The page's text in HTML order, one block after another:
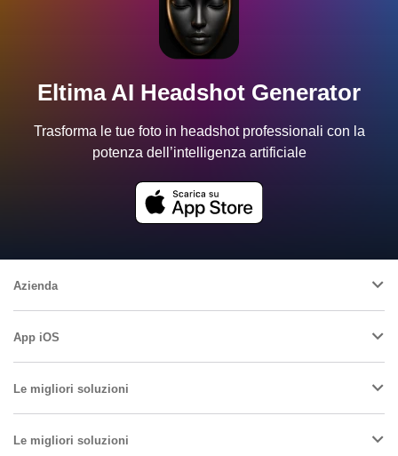
Eltima AI Headshot Generator
Trasforma le tue foto in headshot professionali con la
potenza dell’intelligenza artificiale
Azienda
App iOS
Le migliori soluzioni
Le migliori soluzioni